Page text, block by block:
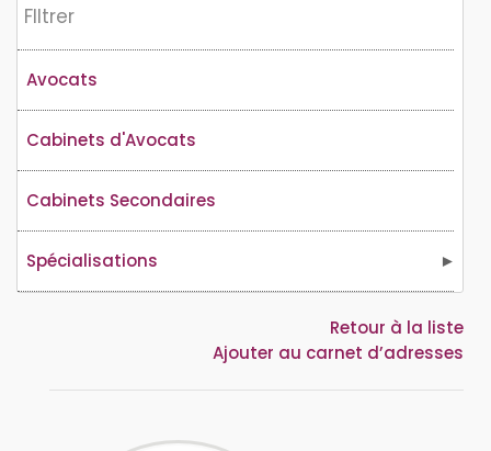
Flltrer
Avocats
Cabinets d'Avocats
Cabinets Secondaires
Spécialisations
Retour à la liste
Ajouter au carnet d’adresses